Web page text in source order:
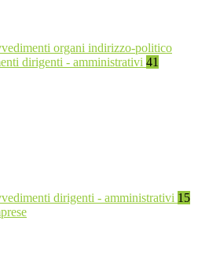
organi indirizzo-politico
dirigenti - amministrativi 41
dirigenti - amministrativi 15